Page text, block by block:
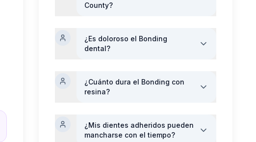
County?
¿Es doloroso el Bonding
dental?
¿Cuánto dura el Bonding con
resina?
¿Mis dientes adheridos pueden
mancharse con el tiempo?